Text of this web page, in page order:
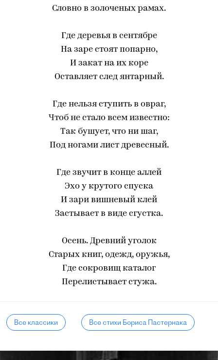
Словно в золоченых рамах.
Где деревья в сентябре
На заре стоят попарно,
И закат на их коре
Оставляет след янтарный.
Где нельзя ступить в овраг,
Чтоб не стало всем известно:
Так бушует, что ни шаг,
Под ногами лист древесный.
Где звучит в конце аллей
Эхо у крутого спуска
И зари вишневый клей
Застывает в виде сгустка.
Осень. Древний уголок
Старых книг, одежд, оружья,
Где сокровищ каталог
Перелистывает стужа.
Все классики Все стихи Бориса Пастернака